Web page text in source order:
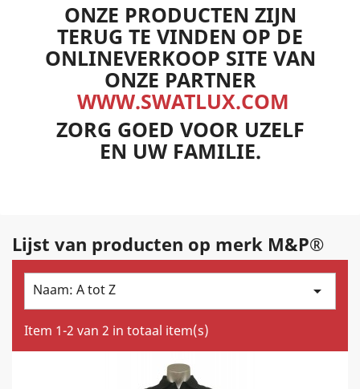
ONZE PRODUCTEN ZIJN
TERUG TE VINDEN OP DE
ONLINEVERKOOP SITE VAN
ONZE PARTNER
WWW.SWATLUX.COM
ZORG GOED VOOR UZELF
EN UW FAMILIE.
Lijst van producten op merk M&P®
Naam: A tot Z 
Item 1-2 van 2 in totaal item(s)